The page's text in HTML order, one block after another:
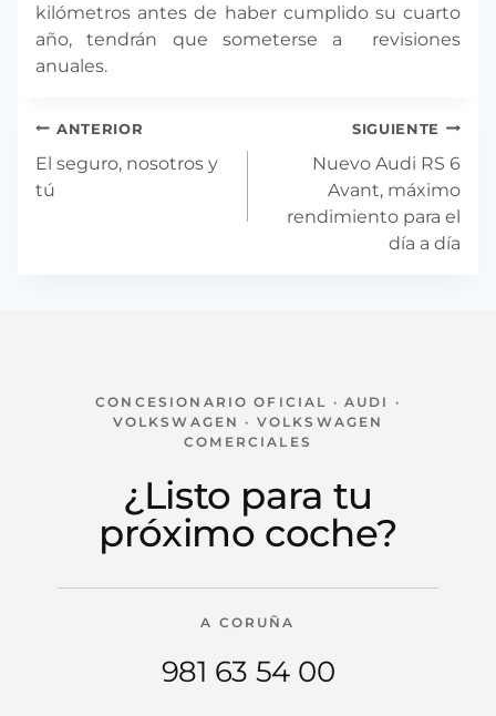
kilómetros antes de haber cumplido su cuarto
año, tendrán que someterse a revisiones
anuales.
Navegación
de
entradas
ANTERIOR
El seguro, nosotros y
tú
SIGUIENTE
Nuevo Audi RS 6
Avant, máximo
rendimiento para el
día a día
CONCESIONARIO OFICIAL · AUDI ·
VOLKSWAGEN · VOLKSWAGEN
COMERCIALES
¿Listo para tu
próximo coche?
A CORUÑA
981 63 54 00